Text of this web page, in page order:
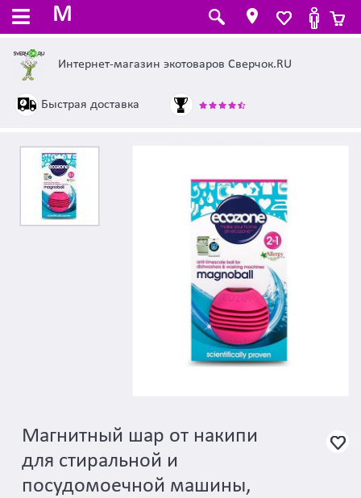
M
Интернет-магазин экотоваров Сверчок.RU
Быстрая доставка
Магнитный шар от накипи
для стиральной и
посудомоечной машины,